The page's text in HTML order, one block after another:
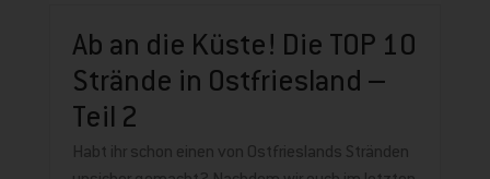
Ab an die Küste! Die TOP 10
Strände in Ostfriesland –
Teil 2
Habt ihr schon einen von Ostfrieslands Stränden